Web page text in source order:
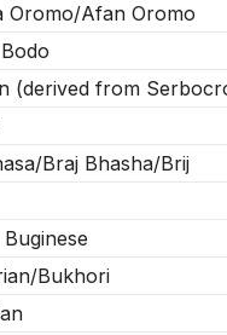
Oromo/Afan Oromo
(derived from
Braj Bhasha/Brij
Bukhori